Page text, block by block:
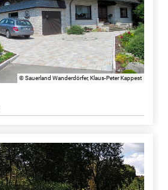
© Sauerland Wanderdörfer, Klaus-Peter Kappest